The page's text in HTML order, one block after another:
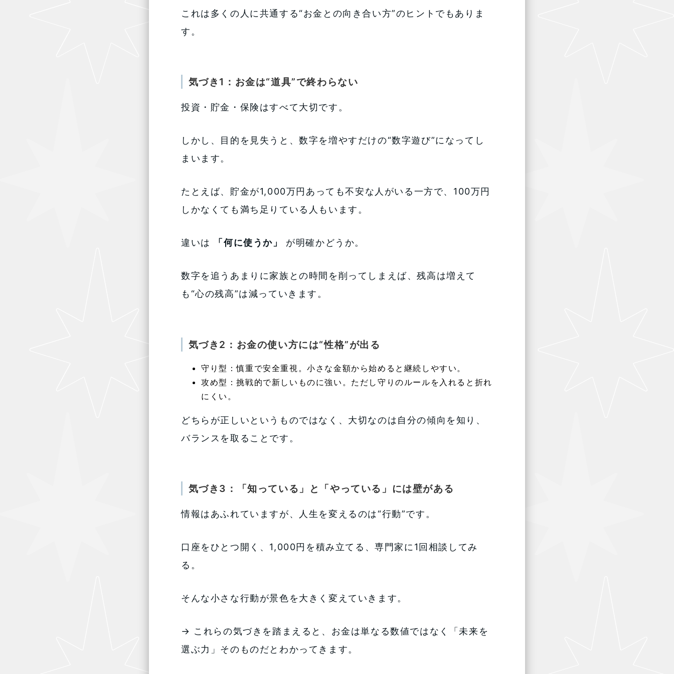
これは多くの人に共通する“お金との向き合い方”のヒントでもありま
す。
気づき1：お金は“道具”で終わらない
投資・貯金・保険はすべて大切です。
しかし、目的を見失うと、数字を増やすだけの“数字遊び”になってし
まいます。
たとえば、貯金が1,000万円あっても不安な人がいる一方で、100万円
しかなくても満ち足りている人もいます。
違いは 「何に使うか」 が明確かどうか。
数字を追うあまりに家族との時間を削ってしまえば、残高は増えて
も“心の残高”は減っていきます。
気づき2：お金の使い方には“性格”が出る
守り型：慎重で安全重視。小さな金額から始めると継続しやすい。
攻め型：挑戦的で新しいものに強い。ただし守りのルールを入れると折れ
にくい。
どちらが正しいというものではなく、大切なのは自分の傾向を知り、
バランスを取ることです。
気づき3：「知っている」と「やっている」には壁がある
情報はあふれていますが、人生を変えるのは“行動”です。
口座をひとつ開く、1,000円を積み立てる、専門家に1回相談してみ
る。
そんな小さな行動が景色を大きく変えていきます。
→ これらの気づきを踏まえると、お金は単なる数値ではなく「未来を
選ぶ力」そのものだとわかってきます。